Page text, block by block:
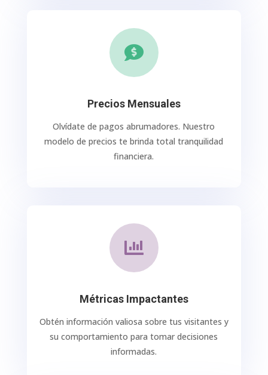

Precios Mensuales
Olvídate de pagos abrumadores. Nuestro
modelo de precios te brinda total tranquilidad
financiera.

Métricas Impactantes
Obtén información valiosa sobre tus visitantes y
su comportamiento para tomar decisiones
informadas.